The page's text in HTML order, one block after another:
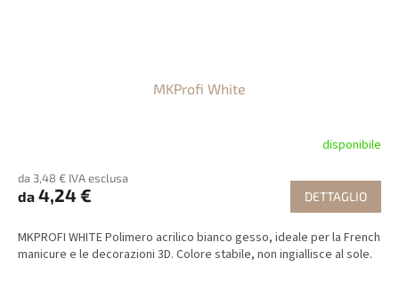
MKProfi White
disponibile
da 3,48 € IVA esclusa
da 4,24 € DETTAGLIO
MKPROFI WHITE Polimero acrilico bianco gesso, ideale per la French
manicure e le decorazioni 3D. Colore stabile, non ingiallisce al sole.